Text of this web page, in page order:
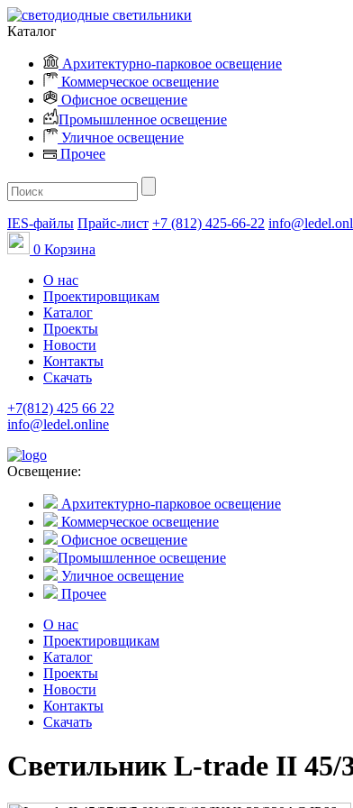
Каталог
Архитектурно-парковое освещение
Коммерческое освещение
Офисное освещение
Промышленное освещение
Уличное освещение
Прочее
IES-файлы Прайс-лист +7 (812) 425-66-22
0 Корзина
О нас
Проектировщикам
Каталог
Проекты
Новости
Контакты
Скачать
+7(812) 425 66 22
info@ledel.online
Освещение:
Архитектурно-парковое освещение
Коммерческое освещение
Офисное освещение
Промышленное освещение
Уличное освещение
Прочее
О нас
Проектировщикам
Каталог
Проекты
Новости
Контакты
Скачать
Светильник L-trade II